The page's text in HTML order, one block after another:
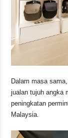
Dalam masa
jualan tujuh angka
peningkatan
Malaysia.